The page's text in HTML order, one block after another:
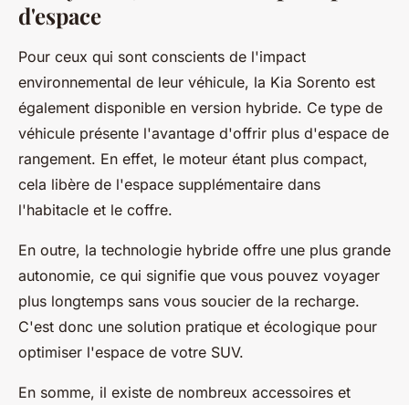
d'espace
Pour ceux qui sont conscients de l'impact
environnemental de leur véhicule, la Kia Sorento est
également disponible en version hybride. Ce type de
véhicule présente l'avantage d'offrir plus d'espace de
rangement. En effet, le moteur étant plus compact,
cela libère de l'espace supplémentaire dans
l'habitacle et le coffre.
En outre, la technologie hybride offre une plus grande
autonomie, ce qui signifie que vous pouvez voyager
plus longtemps sans vous soucier de la recharge.
C'est donc une solution pratique et écologique pour
optimiser l'espace de votre SUV.
En somme, il existe de nombreux accessoires et